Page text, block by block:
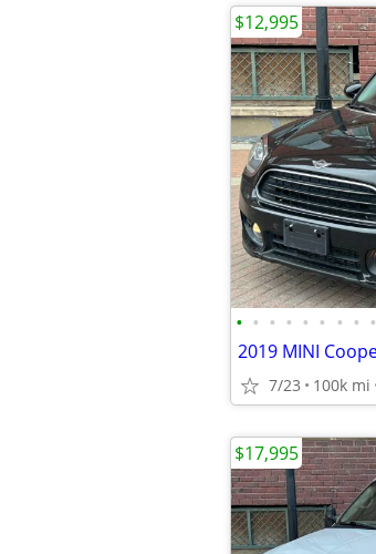
• • • • • • • • •
7/23 100k mi
$12,995
$17,995